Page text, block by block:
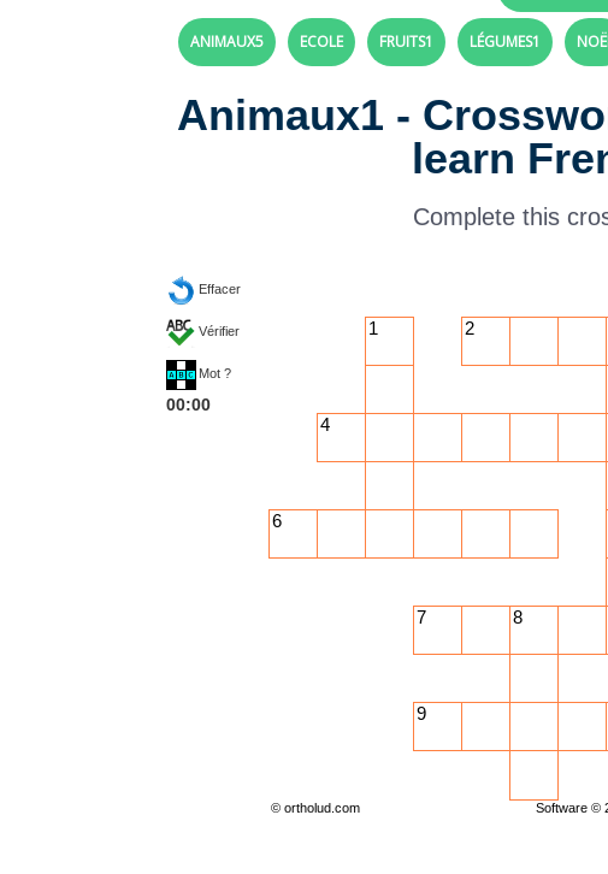
ANIMAUX5 ECOLE FRUITS1 LÉGUMES1
Animaux1 -
learn
Complete this
Effacer
Vérifier
Mot ?
00:00
6
4
1
7
9
2
8
Software ©
© ortholud.com